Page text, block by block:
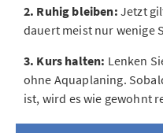
2. Ruhig bleiben: Jetzt
dauert meist nur wenige
3. Kurs halten: Lenken
ohne Aquaplaning.
ist, wird es wie gewohnt